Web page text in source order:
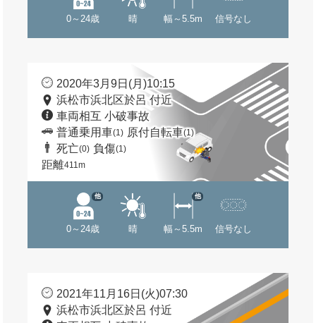
0～24歳 晴 幅～5.5m 信号なし
2020年3月9日(月)10:15
浜松市浜北区於呂 付近
車両相互 小破事故
普通乗用車(1) 原付自転車(1)
死亡(0) 負傷(1)
距離411m
0～24歳
他
晴 幅～5.5m
他
信号なし
2021年11月16日(火)07:30
浜松市浜北区於呂 付近